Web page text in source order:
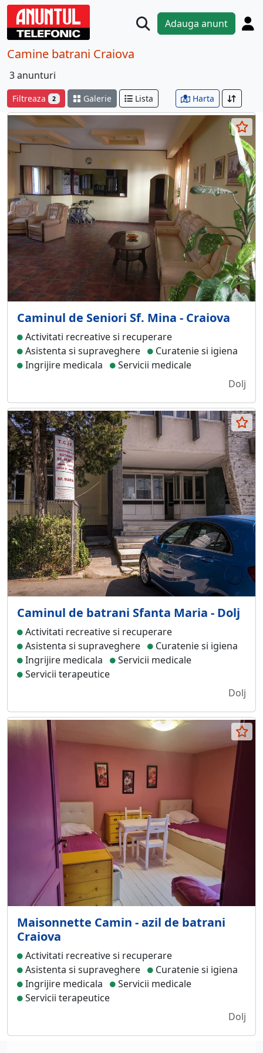
Adauga anunt
Camine batrani Craiova
3 anunturi
Filtreaza 2 Galerie Lista Harta
Caminul de Seniori Sf. Mina - Craiova
Activitati recreative si recuperare
Asistenta si supraveghere
Curatenie si igiena
Ingrijire medicala
Servicii medicale
Dolj
Caminul de batrani Sfanta Maria - Dolj
Activitati recreative si recuperare
Asistenta si supraveghere
Curatenie si igiena
Ingrijire medicala
Servicii medicale
Servicii terapeutice
Dolj
Maisonnette Camin - azil de batrani
Craiova
Activitati recreative si recuperare
Asistenta si supraveghere
Curatenie si igiena
Ingrijire medicala
Servicii medicale
Servicii terapeutice
Dolj